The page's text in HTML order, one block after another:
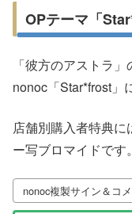
OPテーマ「
「彼方のアストラ
nonoc「Star*frost」
店舗別購入者特典
ー写ブロマイドです。
nonoc複製サイン＆コ